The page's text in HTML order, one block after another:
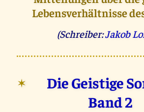
Lebensverhältnisse
(Schreiber:Jakob
✶
Die Geistige
Band 2